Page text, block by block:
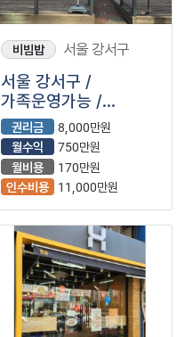
비빔밥 서울 강서구
서울 강서구 /
가족운영가능 /
월고정비용저렴 /
안정적인 수익 ＂
한솥도시락＂ 입니다.
권리금
8,000만원
월수익
750만원
월비용
170만원
인수비용
11,000만원